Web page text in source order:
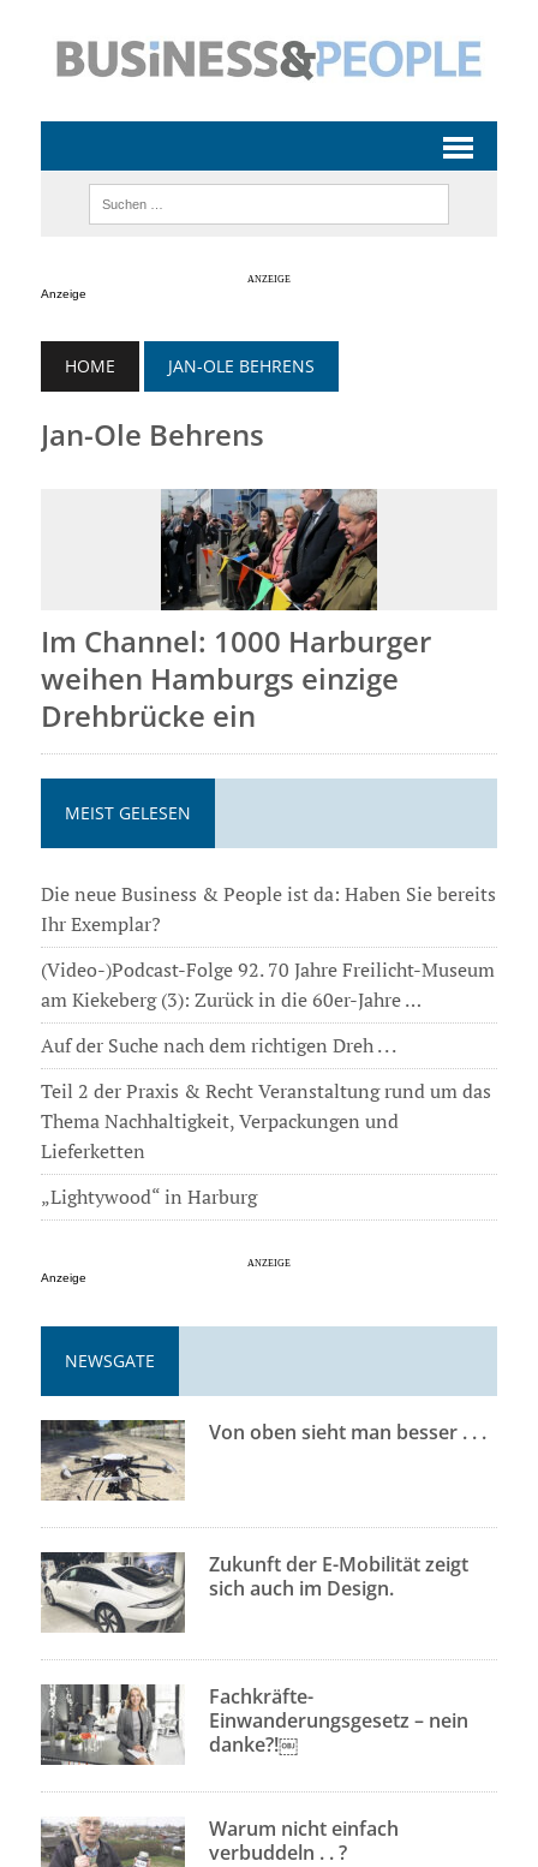
Anzeige
HOME JAN-OLE BEHRENS
Jan-Ole Behrens
Im Channel: 1000 Harburger
weihen Hamburgs einzige
Drehbrücke ein
MEIST GELESEN
Die neue Business & People ist da: Haben Sie bereits
Ihr Exemplar?
(Video-)Podcast-Folge 92. 70 Jahre Freilicht-Museum
am Kiekeberg (3): Zurück in die 60er-Jahre …
Auf der Suche nach dem richtigen Dreh . . .
Teil 2 der Praxis & Recht Veranstaltung rund um das
Thema Nachhaltigkeit, Verpackungen und
Lieferketten
„Lightywood“ in Harburg
Anzeige
NEWSGATE
Von oben sieht man besser . . .
Zukunft der E-Mobilität zeigt
sich auch im Design.
Fachkräfte-
Einwanderungsgesetz – nein
danke?!￼
Warum nicht einfach
verbuddeln . . ?